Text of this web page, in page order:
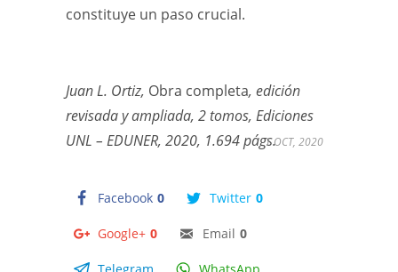
constituye un paso crucial.
Juan L. Ortiz, Obra completa, edición
revisada y ampliada, 2 tomos, Ediciones
UNL – EDUNER, 2020, 1.694 págs.
Facebook 0 Twitter 0
Google+ 0 Email 0
1 OCT, 2020